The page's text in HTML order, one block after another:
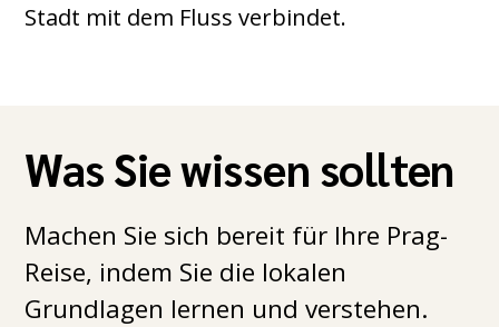
Stadt mit dem Fluss verbindet.
Was Sie wissen sollten
Machen Sie sich bereit für Ihre Prag-
Reise, indem Sie die lokalen
Grundlagen lernen und verstehen.